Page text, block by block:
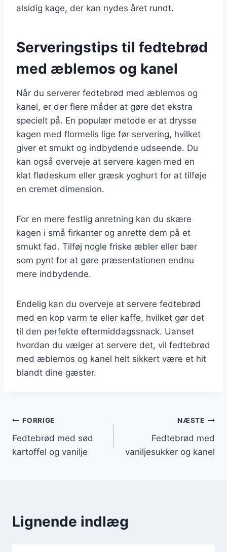
alsidig kage, der kan nydes året rundt.
Serveringstips til fedtebrød
med æblemos og kanel
Når du serverer fedtebrød med æblemos og
kanel, er der flere måder at gøre det ekstra
specielt på. En populær metode er at drysse
kagen med flormelis lige før servering, hvilket
giver et smukt og indbydende udseende. Du
kan også overveje at servere kagen med en
klat flødeskum eller græsk yoghurt for at tilføje
en cremet dimension.
For en mere festlig anretning kan du skære
kagen i små firkanter og anrette dem på et
smukt fad. Tilføj nogle friske æbler eller bær
som pynt for at gøre præsentationen endnu
mere indbydende.
Endelig kan du overveje at servere fedtebrød
med en kop varm te eller kaffe, hvilket gør det
til den perfekte eftermiddagssnack. Uanset
hvordan du vælger at servere det, vil fedtebrød
med æblemos og kanel helt sikkert være et hit
blandt dine gæster.
Indlægsnavigation
FORRIGE
Fedtebrød med sød
kartoffel og vanilje
NÆSTE
Fedtebrød med
vaniljesukker og kanel
Lignende indlæg